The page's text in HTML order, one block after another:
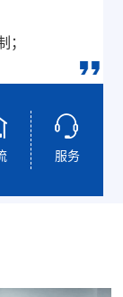
；
服务